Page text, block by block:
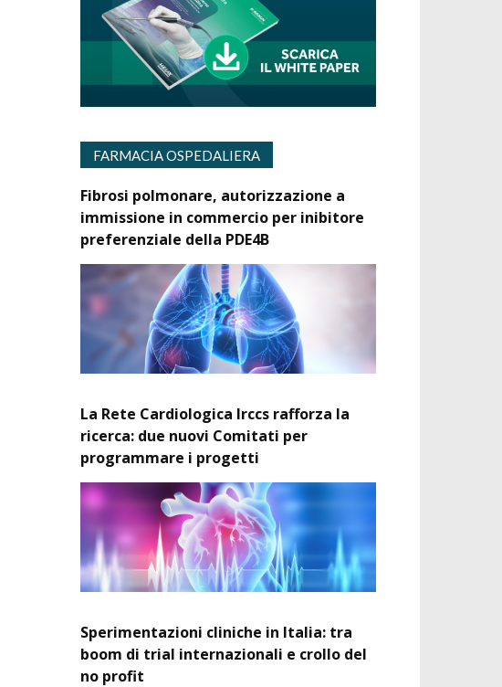
FARMACIA OSPEDALIERA
Fibrosi polmonare, autorizzazione a
immissione in commercio per inibitore
preferenziale della PDE4B
La Rete Cardiologica Irccs rafforza la
ricerca: due nuovi Comitati per
programmare i progetti
Sperimentazioni cliniche in Italia: tra
boom di trial internazionali e crollo del
no profit